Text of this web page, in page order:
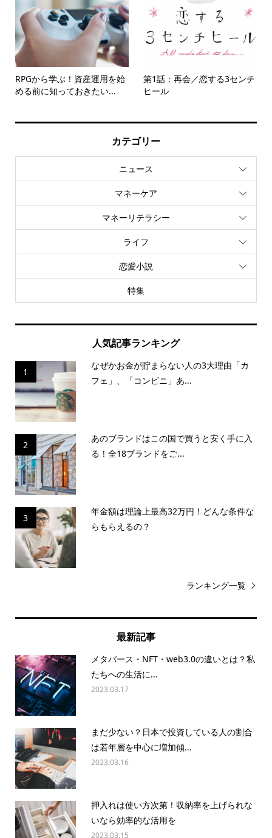
RPGから学ぶ！資産運用を始
める前に知っておきたい...
第1話：再会／恋する3センチ
ヒール
カテゴリー
ニュース
マネーケア
マネーリテラシー
ライフ
恋愛小説
特集
人気記事ランキング
1
なぜかお金が貯まらない人の3大理由「カ
フェ」、「コンビニ」あ...
2
あのブランドはこの国で買うと安く手に入
る！全18ブランドをご...
3
年金額は理論上最高32万円！どんな条件な
らもらえるの？
ランキング一覧
最新記事
メタバース・NFT・web3.0の違いとは？私
たちへの生活に...
2023.03.17
まだ少ない？日本で投資している人の割合
は若年層を中心に増加傾...
2023.03.16
押入れは使い方次第！収納率を上げられな
いなら効率的な活用を
2023.03.15